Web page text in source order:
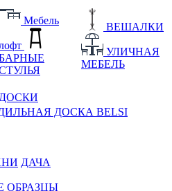
Мебель
ВЕШАЛКИ
УЛИЧНАЯ
МЕБЕЛЬ
ДОСКА BELSI
ДАЧА
ОБРАЗЦЫ